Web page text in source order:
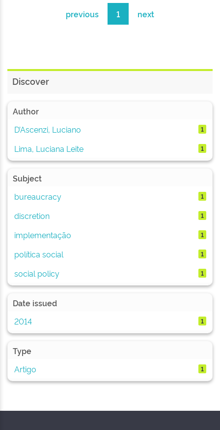
previous 1 next
Discover
Author
D’Ascenzi, Luciano
1
Lima, Luciana Leite 1
Subject
bureaucracy
1
discretion 1
implementação 1
política social 1
social policy 1
Date issued
2014
1
Type
Artigo
1